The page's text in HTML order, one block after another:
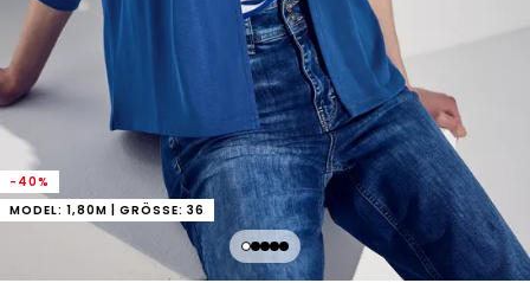
-40%
MODEL: 1,80M | GRÖSSE: 36